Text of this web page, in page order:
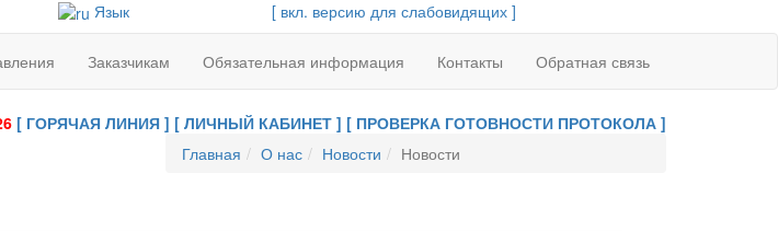
Язык [ вкл. версию для слабовидящих ]
Заказчикам Обязательная информация Контакты Обратная связь
[ ГОРЯЧАЯ ЛИНИЯ ] [ ЛИЧНЫЙ КАБИНЕТ ] [ ПРОВЕРКА ГОТОВНОСТИ ПРОТОКОЛА ]
Главная О нас Новости Новости